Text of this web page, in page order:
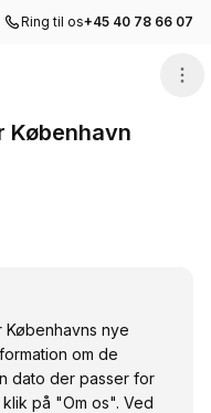
Ring til os+45 40 78 66 07
København
Københavns nye
om de
dato der passer for
på "Om os". Ved